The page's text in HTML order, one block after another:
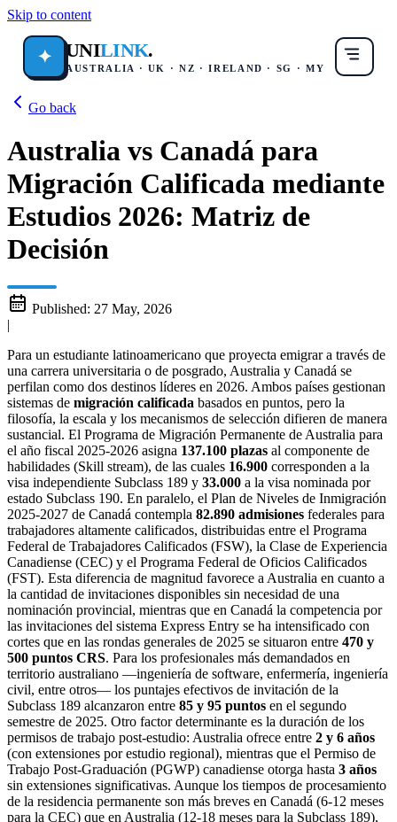
Skip to content
✦ UNILINK.
AUSTRALIA · UK · NZ · IRELAND · SG · MY
Go back
Australia vs Canadá para
Migración Calificada mediante
Estudios 2026: Matriz de
Decisión
Published: 27 May, 2026
|
Para un estudiante latinoamericano que proyecta emigrar a través de
una carrera universitaria o de posgrado, Australia y Canadá se
perfilan como dos destinos líderes en 2026. Ambos países gestionan
sistemas de migración calificada basados en puntos, pero la
filosofía, la escala y los mecanismos de selección difieren de manera
sustancial. El Programa de Migración Permanente de Australia para
el año fiscal 2025‑2026 asigna 137.100 plazas al componente de
habilidades (Skill stream), de las cuales 16.900 corresponden a la
visa independiente Subclass 189 y 33.000 a la visa nominada por
estado Subclass 190. En paralelo, el Plan de Niveles de Inmigración
2025‑2027 de Canadá contempla 82.890 admisiones federales para
trabajadores altamente calificados, distribuidas entre el Programa
Federal de Trabajadores Calificados (FSW), la Clase de Experiencia
Canadiense (CEC) y el Programa Federal de Oficios Calificados
(FST). Esta diferencia de magnitud favorece a Australia en cuanto a
la cantidad de invitaciones disponibles sin necesidad de una
nominación provincial, mientras que en Canadá la competencia por
las invitaciones del sistema Express Entry se ha intensificado con
cortes que en las rondas generales de 2025 se situaron entre 470 y
500 puntos CRS. Para los profesionales más demandados en
territorio australiano —ingeniería de software, enfermería, ingeniería
civil, entre otros— los puntajes efectivos de invitación de la
Subclass 189 alcanzaron entre 85 y 95 puntos en el segundo
semestre de 2025. Otro factor determinante es la duración de los
permisos de trabajo post-estudio: Australia ofrece entre 2 y 6 años
(con extensiones por estudio regional), mientras que el Permiso de
Trabajo Post-Graduación (PGWP) canadiense otorga hasta 3 años
sin extensiones significativas. Aunque los tiempos de procesamiento
de la residencia permanente son más breves en Canadá (6‑12 meses
para la CEC) que en Australia (12‑18 meses para la Subclass 189),